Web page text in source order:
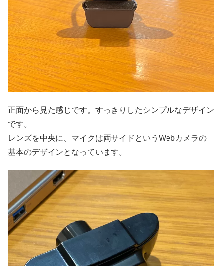
正面から見た感じです。すっきりしたシンプルなデザイン
です。
レンズを中央に、マイクは両サイドというWebカメラの
基本のデザインとなっています。